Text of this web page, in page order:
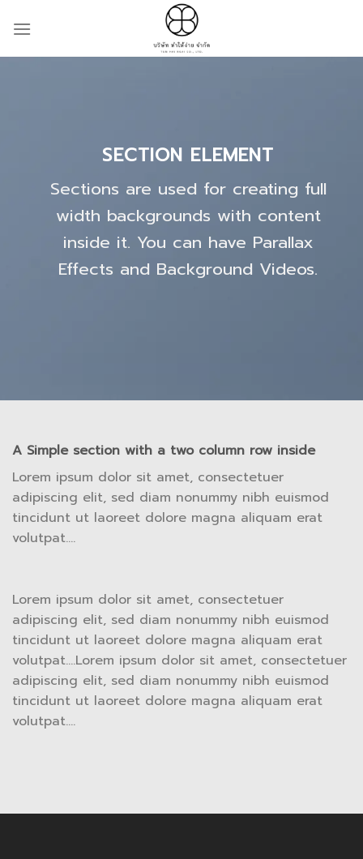
SECTION ELEMENT
Sections are used for creating full
width backgrounds with content
inside it. You can have Parallax
Effects and Background Videos.
A Simple section with a two column row inside
Lorem ipsum dolor sit amet, consectetuer
adipiscing elit, sed diam nonummy nibh euismod
tincidunt ut laoreet dolore magna aliquam erat
volutpat….
Lorem ipsum dolor sit amet, consectetuer
adipiscing elit, sed diam nonummy nibh euismod
tincidunt ut laoreet dolore magna aliquam erat
volutpat….Lorem ipsum dolor sit amet, consectetuer
adipiscing elit, sed diam nonummy nibh euismod
tincidunt ut laoreet dolore magna aliquam erat
volutpat….